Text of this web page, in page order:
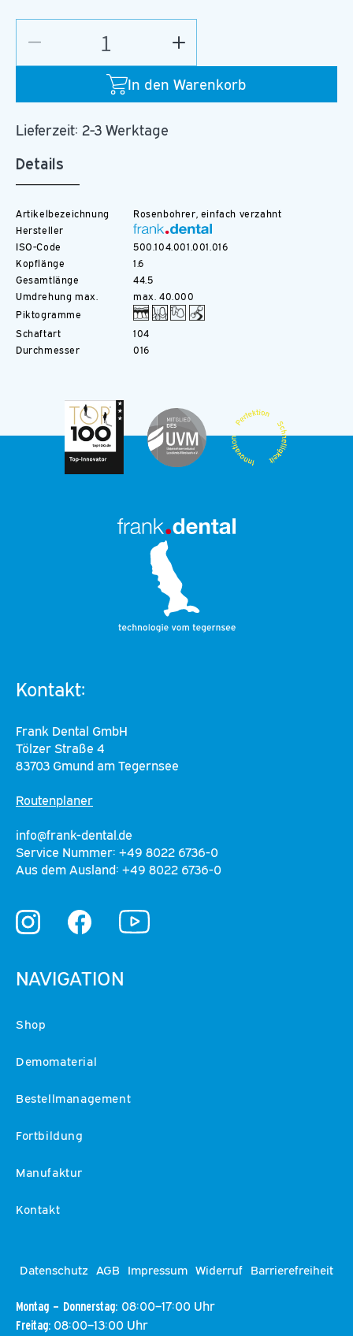
In den Warenkorb
die
für
Erhöhe
die
Menge
für
Lieferzeit: 2-3 Werktage
Details
Artikelbezeichnung
Rosenbohrer, einfach verzahnt
Hersteller
ISO-Code
500.104.001.001.016
Kopflänge
1.6
Gesamtlänge
44.5
Umdrehung max.
max. 40.000
Piktogramme
Schaftart
104
Durchmesser
016
Kontakt:
Frank Dental GmbH
Tölzer Straße 4
83703 Gmund am Tegernsee
Routenplaner
info@frank-dental.de
Service Nummer: +49 8022 6736-0
Aus dem Ausland: +49 8022 6736-0
InstagramFacebook YouTube
NAVIGATION
Shop
Demomaterial
Bestellmanagement
Fortbildung
Manufaktur
Kontakt
Datenschutz AGB Impressum Widerruf Barrierefreiheit
Montag – Donnerstag: 08:00–17:00 Uhr
Freitag: 08:00–13:00 Uhr